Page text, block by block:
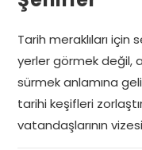
Tarih meraklıları
yerler görmek değil,
sürmek anlamına
tarihi keşifleri
vatandaşlarının